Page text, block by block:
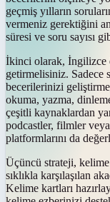
geçmiş yılların
vermeniz gerektiğini
süresi ve soru sayısı
İkinci olarak, İngilizce
getirmelisiniz. Sadece
becerilerinizi
okuma, yazma,
çeşitli kaynaklardan
podcastler, filmler
platformlarını da
Üçüncü strateji, kelime
sıklıkla karşılaşılan
Kelime kartları